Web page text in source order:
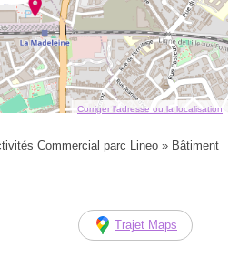
Corriger l’adresse ou la localisation
Commercial parc Lineo » Bâtiment
Trajet Maps